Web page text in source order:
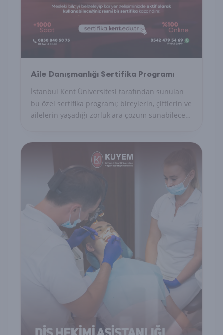
Aile Danışmanlığı Sertifika Programı
İstanbul Kent Üniversitesi tarafından sunulan
bu özel sertifika programı; bireylerin, çiftlerin ve
ailelerin yaşadığı zorluklara çözüm sunabilecek